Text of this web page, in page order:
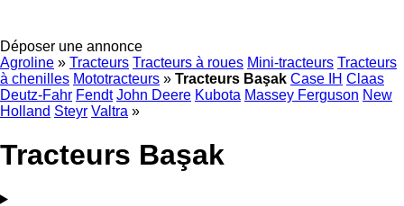
Déposer une annonce
Agroline » Tracteurs Tracteurs à roues Mini-tracteurs Tracteurs
à chenilles Mototracteurs » Tracteurs Başak Case IH Claas
Deutz-Fahr Fendt John Deere Kubota Massey Ferguson New
Holland Steyr Valtra »
Tracteurs Başak